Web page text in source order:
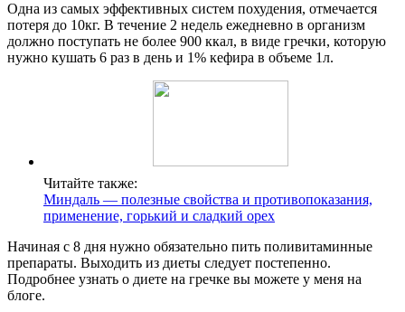
Одна из самых эффективных систем похудения, отмечается
потеря до 10кг. В течение 2 недель ежедневно в организм
должно поступать не более 900 ккал, в виде гречки, которую
нужно кушать 6 раз в день и 1% кефира в объеме 1л.
Читайте также:
Миндаль — полезные свойства и противопоказания,
применение, горький и сладкий орех
Начиная с 8 дня нужно обязательно пить поливитаминные
препараты. Выходить из диеты следует постепенно.
Подробнее узнать о диете на гречке вы можете у меня на
блоге.